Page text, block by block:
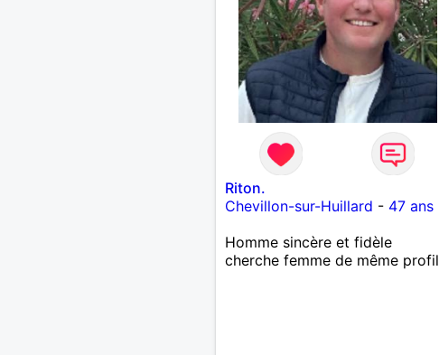
Riton.
Chevillon-sur-Huillard - 47 ans
Homme sincère et fidèle
cherche femme de même profil